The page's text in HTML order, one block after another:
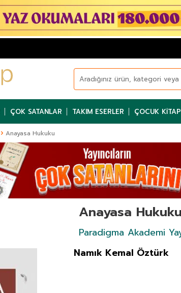
ÇOK SATANLAR TAKIM ESERLER ÇOCUK KITAP
Anayasa Hukuku
Anayasa Hukuku
Paradigma Akademi
Namık Kemal Öztürk